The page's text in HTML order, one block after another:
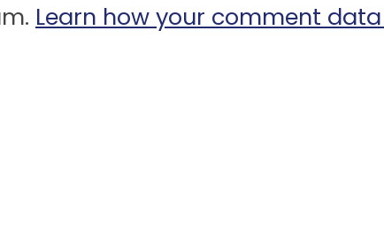
Learn how your comment